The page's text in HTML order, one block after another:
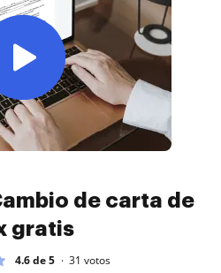
de carta de
gratis
4.6 de 5 31 votos